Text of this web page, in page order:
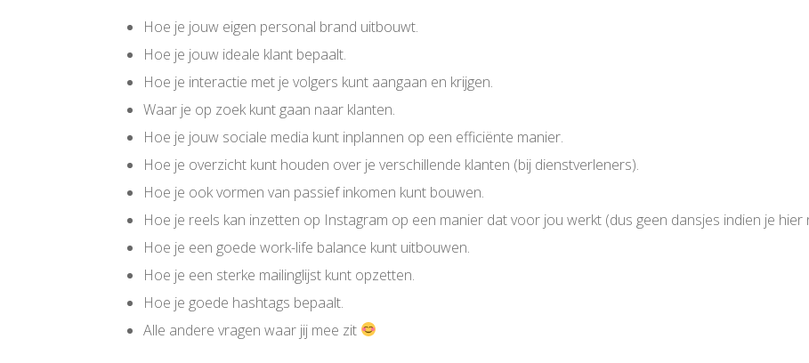
Hoe je jouw eigen personal brand uitbouwt.
Hoe je jouw ideale klant bepaalt.
Hoe je interactie met je volgers kunt aangaan en krijgen.
Waar je op zoek kunt gaan naar klanten.
Hoe je jouw sociale media kunt inplannen op een efficiënte manier.
Hoe je overzicht kunt houden over je verschillende klanten (bij dienstverleners).
Hoe je ook vormen van passief inkomen kunt bouwen.
Hoe je reels kan inzetten op Instagram op een manier dat voor jou werkt (dus geen dansjes indien je
Hoe je een goede work-life balance kunt uitbouwen.
Hoe je een sterke mailinglijst kunt opzetten.
Hoe je goede hashtags bepaalt.
Alle andere vragen waar jij mee zit